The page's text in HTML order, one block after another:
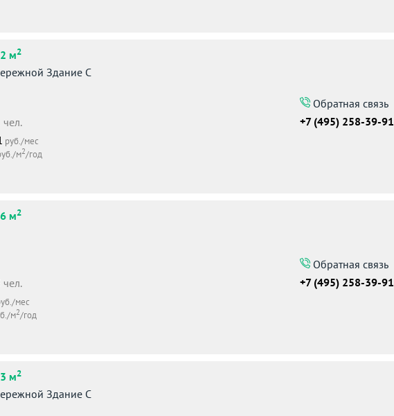
м2
Здание С
чел.
руб./мес
м2/год
Обратная связь
+7 (495) 258-39-91
м2
чел.
мес
м2/год
Обратная связь
+7 (495) 258-39-91
м2
Здание С